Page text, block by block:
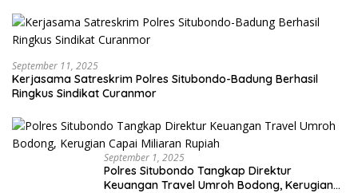
September 11, 2025
Kerjasama Satreskrim Polres Situbondo-Badung Berhasil
Ringkus Sindikat Curanmor
September 1, 2025
Polres Situbondo Tangkap Direktur
Keuangan Travel Umroh Bodong, Kerugian